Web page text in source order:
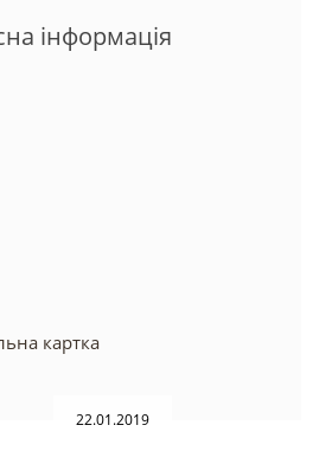
інформація
картка
22.01.2019